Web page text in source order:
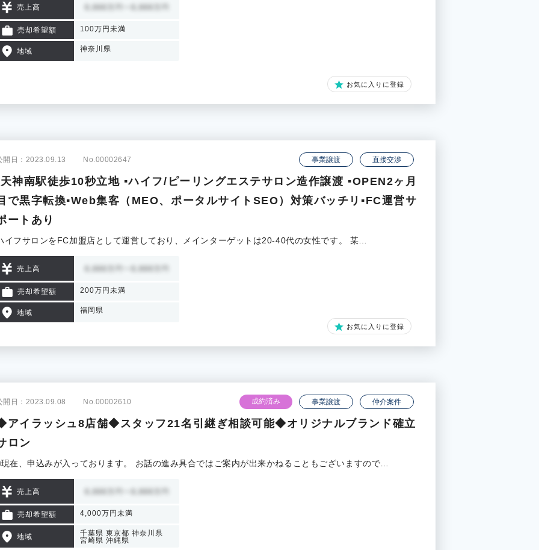
売上高
売却希望額 100万円未満
地域 神奈川県
お気に入りに登録
開日：2023.09.13 No.00002647 事業譲渡 直接交渉
天神南駅徒歩10秒立地 ▪️ハイフ/ピーリングエステサロン造作譲渡 ▪️OPEN2ヶ月
で黒字転換▪️Web集客（MEO、ポータルサイトSEO）対策バッチリ▪️FC運営サ
ートあり
イフサロンをFC加盟店として運営しており、メインターゲットは20-40代の女性です。 某…
売上高
売却希望額 200万円未満
地域 福岡県
お気に入りに登録
開日：2023.09.08 No.00002610 成約済み 事業譲渡 仲介案件
アイラッシュ8店舗◆スタッフ21名引継ぎ相談可能◆オリジナルブランド確立
ロン
在、申込みが入っております。 お話の進み具合ではご案内が出来かねることもございますので…
売上高
売却希望額 4,000万円未満
地域 千葉県 東京都 神奈川県
宮崎県 沖縄県